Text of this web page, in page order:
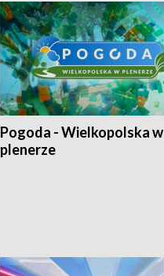
Pogoda - Wielkopolska w
plenerze